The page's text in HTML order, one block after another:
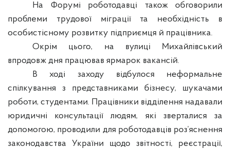
На Форумі роботодавці також обговорили
проблеми трудової міграції та необхідність в
особистісному розвитку підприємця й працівника.
Окрім цього, на вулиці Михайлівський
впродовж дня працював ярмарок вакансій.
В ході заходу відбулося неформальне
спілкування з представниками бізнесу, шукачами
роботи, студентами. Працівники відділення надавали
юридичні консультації людям, які зверталися за
допомогою, проводили для роботодавців роз’яснення
законодавства України щодо звітності, реєстрації,